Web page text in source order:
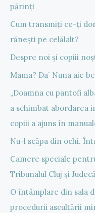
părinți
Cum transmiți ce-ți
rănești pe celălalt?
Despre noi și copiii
Mama? Da` Nuna aie
„Doamna cu pantofi
a schimbat abordarea
copiii a ajuns în
Nu-l scăpa din ochi.
Camere speciale
Tribunalul Cluj și
O întâmplare din sala
procedurii ascultării